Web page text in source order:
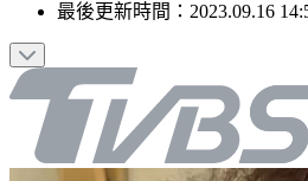
發佈時間：2023.09.16 14:51